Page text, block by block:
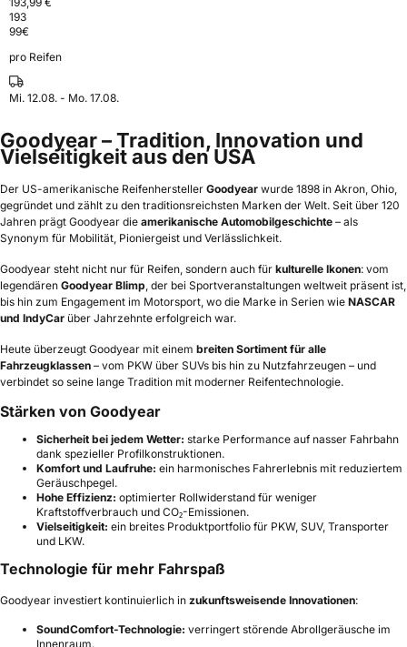
193
99€
pro Reifen
Mi. 12.08. - Mo. 17.08.
Goodyear – Tradition, Innovation und
Vielseitigkeit aus den USA
Der US-amerikanische Reifenhersteller Goodyear wurde 1898 in Akron, Ohio,
gegründet und zählt zu den traditionsreichsten Marken der Welt. Seit über 120
Jahren prägt Goodyear die amerikanische Automobilgeschichte – als
Synonym für Mobilität, Pioniergeist und Verlässlichkeit.
Goodyear steht nicht nur für Reifen, sondern auch für kulturelle Ikonen: vom
legendären Goodyear Blimp , der bei Sportveranstaltungen weltweit präsent ist,
bis hin zum Engagement im Motorsport, wo die Marke in Serien wie NASCAR
und IndyCar über Jahrzehnte erfolgreich war.
Heute überzeugt Goodyear mit einem breiten Sortiment für alle
Fahrzeugklassen – vom PKW über SUVs bis hin zu Nutzfahrzeugen – und
verbindet so seine lange Tradition mit moderner Reifentechnologie.
Stärken von Goodyear
Sicherheit bei jedem Wetter: starke Performance auf nasser Fahrbahn
dank spezieller Profilkonstruktionen.
Komfort und Laufruhe: ein harmonisches Fahrerlebnis mit reduziertem
Geräuschpegel.
Hohe Effizienz: optimierter Rollwiderstand für weniger
Kraftstoffverbrauch und CO₂-Emissionen.
Vielseitigkeit: ein breites Produktportfolio für PKW, SUV, Transporter
und LKW.
Technologie für mehr Fahrspaß
Goodyear investiert kontinuierlich in zukunftsweisende Innovationen:
SoundComfort-Technologie: verringert störende Abrollgeräusche im
Innenraum.